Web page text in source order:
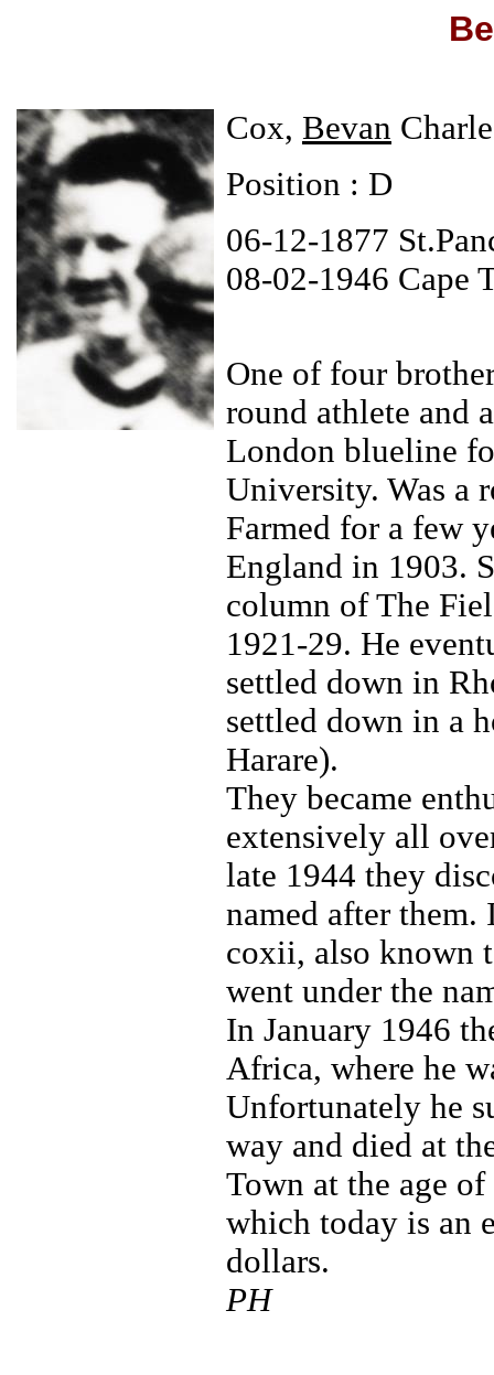
Cox, Bevan
Position : D
06-12-1877
08-02-1946 Cape
One of four
round athlete and
London blueline
University. Was a
Farmed for a few
England in 1903.
column of The
1921-29. He
settled down in
settled down in a
Harare).
They became
extensively all
late 1944 they
named after
coxii, also known
went under the
In January 1946
Africa, where he
Unfortunately he
way and died at
Town at the age
which today is an
dollars.
PH